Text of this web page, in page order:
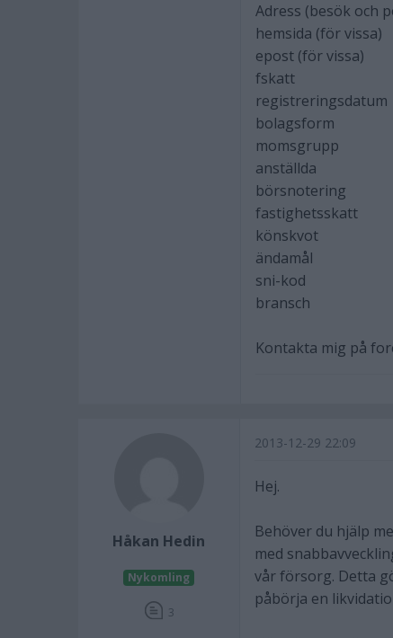
Adress (besök och
hemsida (för vissa)
epost (för vissa)
fskatt
registreringsdatum
bolagsform
momsgrupp
anställda
börsnotering
fastighetsskatt
könskvot
ändamål
sni-kod
bransch
Kontakta mig på
Håkan Hedin
Nykomling
3
2013-12-29 22:09
Hej.
Behöver du hjälp
med
vår försorg. Detta
påbörja en